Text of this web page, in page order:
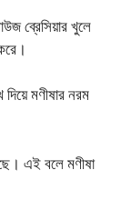
ব্রেসিয়ার খুলে
মণীষার নরম
এই বলে মণীষা